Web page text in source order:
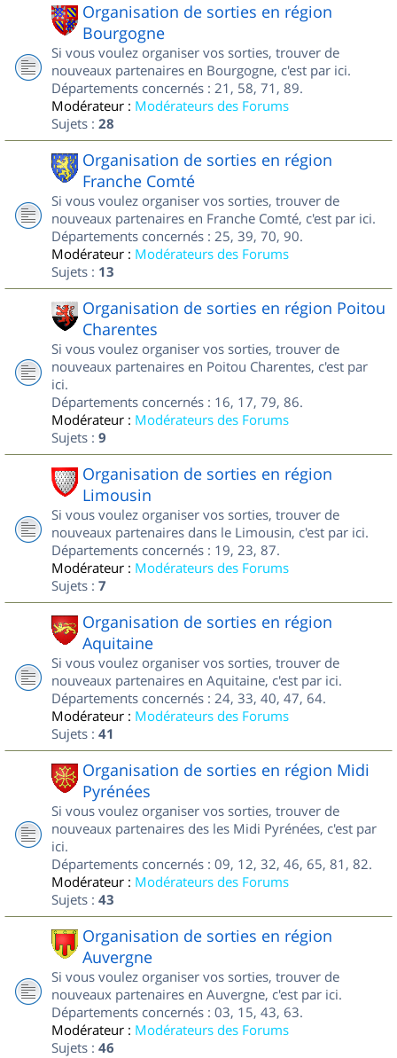
Organisation de sorties en région
Bourgogne
Si vous voulez organiser vos sorties, trouver de
nouveaux partenaires en Bourgogne, c'est par ici.
Départements concernés : 21, 58, 71, 89.
Modérateur : Modérateurs des Forums
Sujets : 28
Organisation de sorties en région
Franche Comté
Si vous voulez organiser vos sorties, trouver de
nouveaux partenaires en Franche Comté, c'est par ici.
Départements concernés : 25, 39, 70, 90.
Modérateur : Modérateurs des Forums
Sujets : 13
Organisation de sorties en région Poitou
Charentes
Si vous voulez organiser vos sorties, trouver de
nouveaux partenaires en Poitou Charentes, c'est par
ici.
Départements concernés : 16, 17, 79, 86.
Modérateur : Modérateurs des Forums
Sujets : 9
Organisation de sorties en région
Limousin
Si vous voulez organiser vos sorties, trouver de
nouveaux partenaires dans le Limousin, c'est par ici.
Départements concernés : 19, 23, 87.
Modérateur : Modérateurs des Forums
Sujets : 7
Organisation de sorties en région
Aquitaine
Si vous voulez organiser vos sorties, trouver de
nouveaux partenaires en Aquitaine, c'est par ici.
Départements concernés : 24, 33, 40, 47, 64.
Modérateur : Modérateurs des Forums
Sujets : 41
Organisation de sorties en région Midi
Pyrénées
Si vous voulez organiser vos sorties, trouver de
nouveaux partenaires des les Midi Pyrénées, c'est par
ici.
Départements concernés : 09, 12, 32, 46, 65, 81, 82.
Modérateur : Modérateurs des Forums
Sujets : 43
Organisation de sorties en région
Auvergne
Si vous voulez organiser vos sorties, trouver de
nouveaux partenaires en Auvergne, c'est par ici.
Départements concernés : 03, 15, 43, 63.
Modérateur : Modérateurs des Forums
Sujets : 46